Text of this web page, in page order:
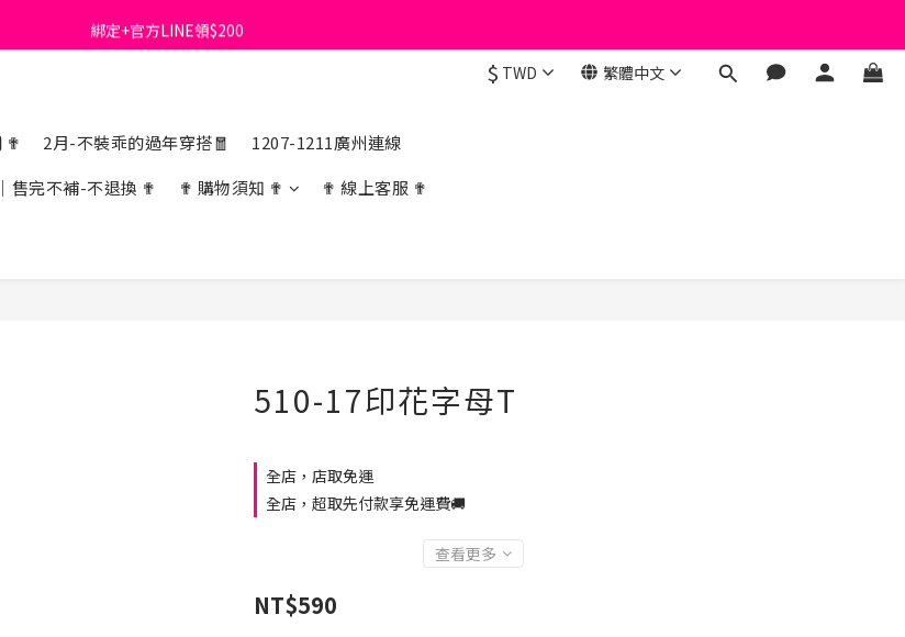
首購免運費🚚
綁定+官方LINE領$200
$ TWD 繁體中文
✟ 2月-不裝乖的過年穿搭🧧
1207-1211廣州連線
售完不補-不退換 ✟ ✟ 購物須知 ✟
✟ 線上客服 ✟
510-17印花字母T
全店，店取免運
全店，超取先付款享免運費🚚
查看更多
NT$590